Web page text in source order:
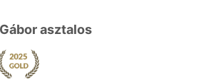
asztalos